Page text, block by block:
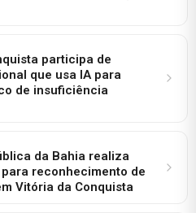
participa de
que usa IA para
de insuficiência
da Bahia realiza
reconhecimento de
Vitória da Conquista